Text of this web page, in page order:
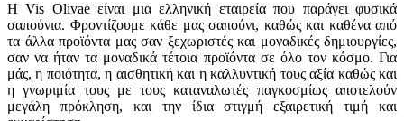
Η Vis Olivae είναι μια ελληνική εταιρεία που παράγει φυσικά
σαπούνια. Φροντίζουμε κάθε μας σαπούνι, καθώς και καθένα από
τα άλλα προϊόντα μας σαν ξεχωριστές και μοναδικές δημιουργίες,
σαν να ήταν τα μοναδικά τέτοια προϊόντα σε όλο τον κόσμο. Για
μάς, η ποιότητα, η αισθητική και η καλλυντική τους αξία καθώς και
η γνωριμία τους με τους καταναλωτές παγκοσμίως αποτελούν
μεγάλη πρόκληση, και την ίδια στιγμή εξαιρετική τιμή και